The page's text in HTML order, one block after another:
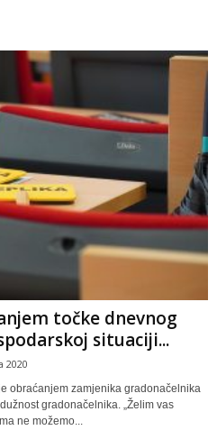
točke dnevnog
situaciji...
2020
obraćanjem zamjenika gradonačelnika
gradonačelnika. „Želim vas
ne možemo...